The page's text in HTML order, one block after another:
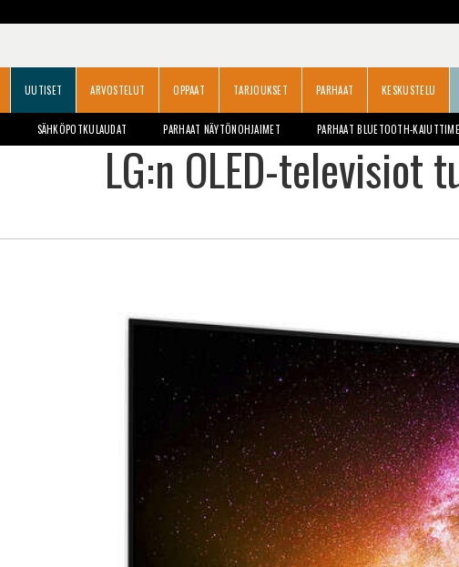
UUTISET ARVOSTELUT OPPAAT TARJOUKSET PARHAAT KESKUSTELU
SÄHKÖPOTKULAUDAT PARHAAT NÄYTÖNOHJAIMET PARHAAT BLUETOOTH-
LG:n OLED-televisiot